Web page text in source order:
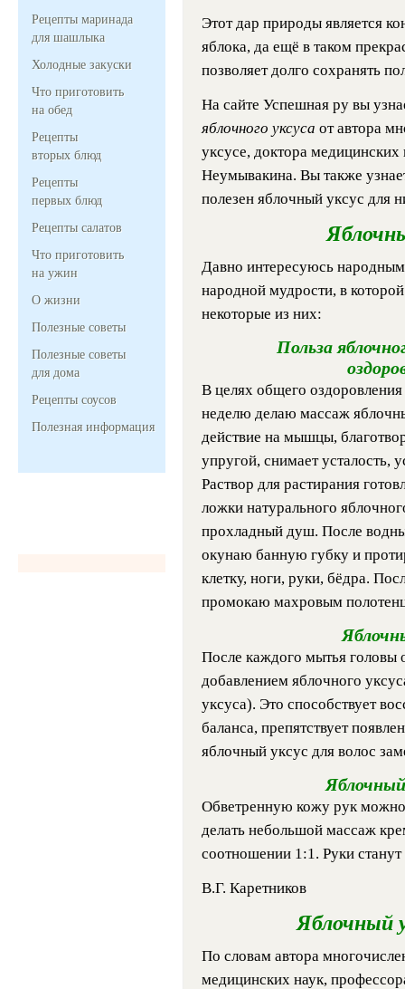
Рецепты маринада
для шашлыка
Холодные закуски
Что приготовить
на обед
Рецепты
вторых блюд
Рецепты
первых блюд
Рецепты салатов
Что приготовить
на ужин
О жизни
Полезные советы
Полезные советы
для дома
Рецепты соусов
Полезная информация
Этот дар природы является
яблока, да ещё в таком
позволяет долго сохранять
На сайте Успешная ру вы
яблочного уксуса от автора
уксусе, доктора
Неумывакина. Вы также
полезен яблочный уксус для
Давно интересуюсь
народной мудрости, в
некоторые из них:
Польза
В целях общего
неделю делаю массаж
действие на мышцы,
упругой, снимает усталость,
Раствор для растирания
ложки натурального
прохладный душ. После
окунаю банную губку и
клетку, ноги, руки, бёдра.
промокаю махровым
После каждого мытья головы
добавлением яблочного
уксуса). Это способствует
баланса, препятствует
яблочный уксус для волос
Обветренную кожу рук
делать небольшой массаж
соотношении 1:1. Руки
В.Г. Каретников
Яблочный
По словам автора
медицинских наук,